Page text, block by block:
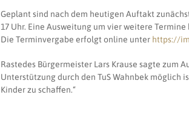
Geplant sind nach dem heutigen Auftakt
17 Uhr. Eine Ausweitung um vier weitere
Die Terminvergabe erfolgt online unter https://
Rastedes Bürgermeister Lars Krause sagte zum
Unterstützung durch den TuS Wahnbek möglich
Kinder zu schaffen.“